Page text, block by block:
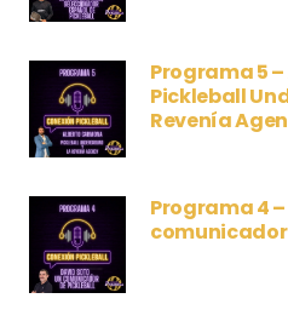
Programa 5
Pickleball
Revenía
Programa 4